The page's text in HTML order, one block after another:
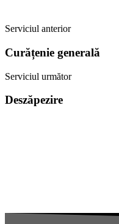
Serviciul anterior
Curățenie generală
Serviciul următor
Deszăpezire